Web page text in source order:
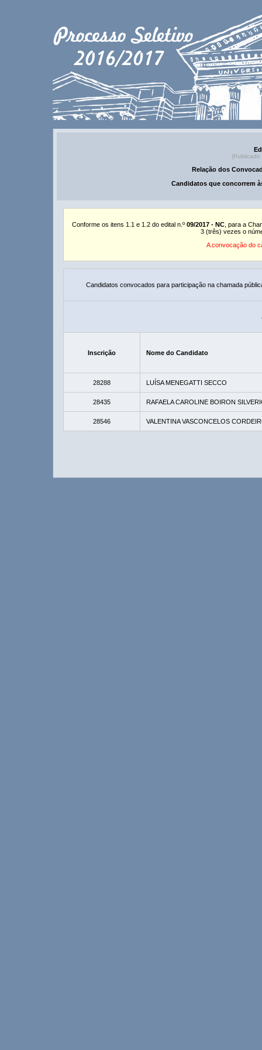
(Publicado
Relação dos
Candidatos que concorrem
Conforme os itens 1.1 e 1.2 do edital n.º 09/2017 - NC , para a
3 (três) vezes o
A convocação do
Candidatos convocados para participação na chamada
Inscrição Nome do Candidato
28288 LUÍSA MENEGATTI SECCO
28435 RAFAELA CAROLINE BOIRON
28546 VALENTINA VASCONCELOS